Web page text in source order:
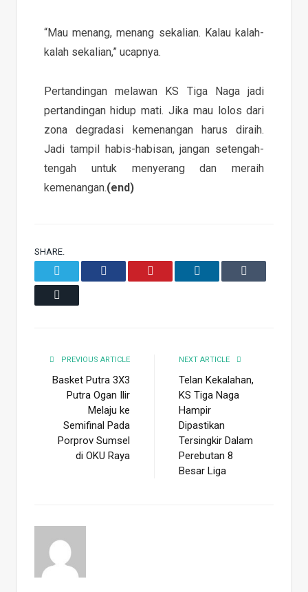
“Mau menang, menang sekalian. Kalau kalah-
kalah sekalian,” ucapnya.
Pertandingan melawan KS Tiga Naga jadi
pertandingan hidup mati. Jika mau lolos dari
zona degradasi kemenangan harus diraih.
Jadi tampil habis-habisan, jangan setengah-
tengah untuk menyerang dan meraih
kemenangan.(end)
SHARE.
Facebook
PREVIOUS ARTICLE
Basket Putra 3X3
Putra Ogan Ilir
Melaju ke
Semifinal Pada
Porprov Sumsel
di OKU Raya
NEXT ARTICLE
Telan Kekalahan,
KS Tiga Naga
Hampir
Dipastikan
Tersingkir Dalam
Perebutan 8
Besar Liga